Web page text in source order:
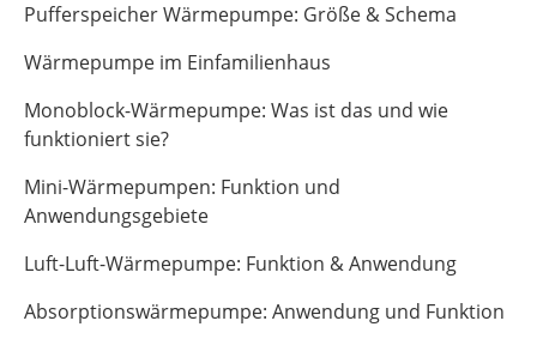
Pufferspeicher Wärmepumpe: Größe & Schema
Wärmepumpe im Einfamilienhaus
Monoblock-Wärmepumpe: Was ist das und wie
funktioniert sie?
Mini-Wärmepumpen: Funktion und
Anwendungsgebiete
Luft-Luft-Wärmepumpe: Funktion & Anwendung
Absorptionswärmepumpe: Anwendung und Funktion